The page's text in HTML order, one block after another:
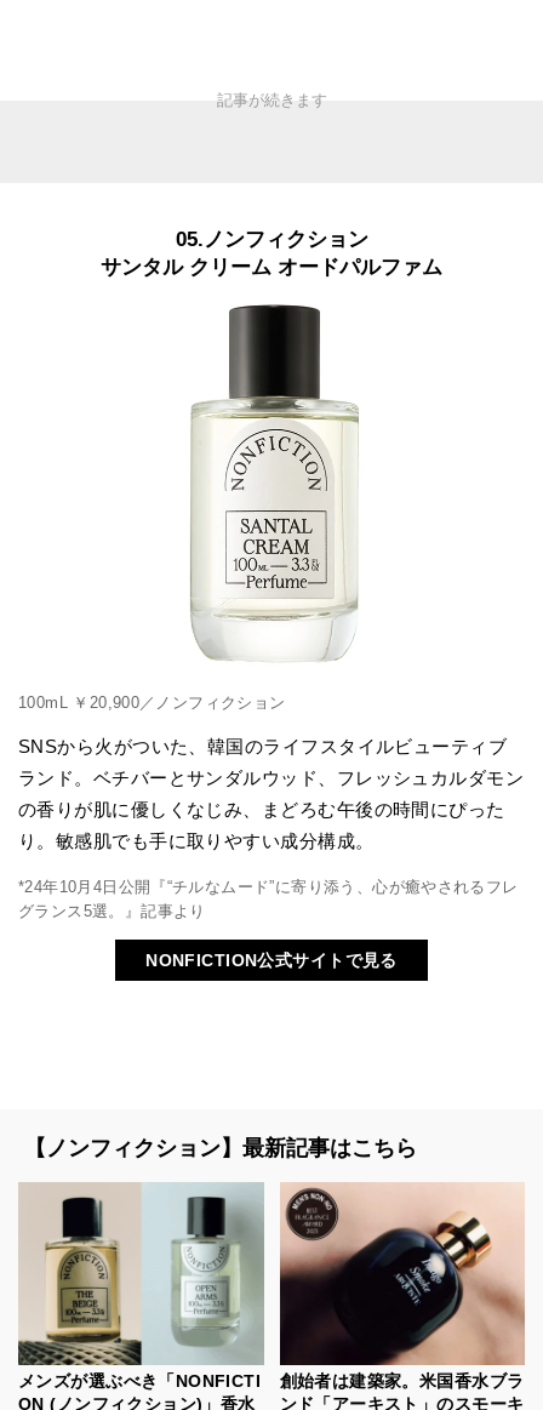
05.ノンフィクション
サンタル クリーム オードパルファム
100mL ￥20,900／ノンフィクション
SNSから火がついた、韓国のライフスタイルビューティブ
ランド。ベチバーとサンダルウッド、フレッシュカルダモン
の香りが肌に優しくなじみ、まどろむ午後の時間にぴった
り。敏感肌でも手に取りやすい成分構成。
*24年10月4日公開『“チルなムード”に寄り添う、心が癒やされるフレ
グランス5選。』記事より
NONFICTION公式サイトで見る
【ノンフィクション】最新記事はこちら
メンズが選ぶべき「NONFICTI
ON (ノンフィクション)」香水
創始者は建築家。米国香水ブラ
ンド「アーキスト」のスモーキ